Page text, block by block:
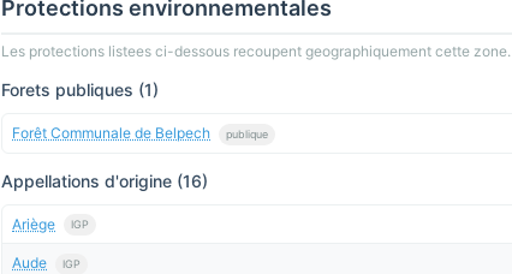
Protections environnementales
Les protections listees ci-dessous recoupent geographiquement cette zone.
Forets publiques (1)
Forêt Communale de Belpech publique
Appellations d'origine (16)
Ariège IGP
Aude IGP